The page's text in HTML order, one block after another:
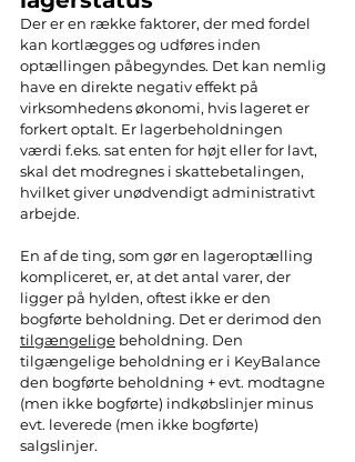
Der er en række faktorer, der med fordel
kan kortlægges og udføres inden
optællingen påbegyndes. Det kan nemlig
have en direkte negativ effekt på
virksomhedens økonomi, hvis lageret er
forkert optalt. Er lagerbeholdningen
værdi f.eks. sat enten for højt eller for lavt,
skal det modregnes i skattebetalingen,
hvilket giver unødvendigt administrativt
arbejde.
En af de ting, som gør en lageroptælling
kompliceret, er, at det antal varer, der
ligger på hylden, oftest ikke er den
bogførte beholdning. Det er derimod den
tilgængelige beholdning. Den
tilgængelige beholdning er i KeyBalance
den bogførte beholdning + evt. modtagne
(men ikke bogførte) indkøbslinjer minus
evt. leverede (men ikke bogførte)
salgslinjer.